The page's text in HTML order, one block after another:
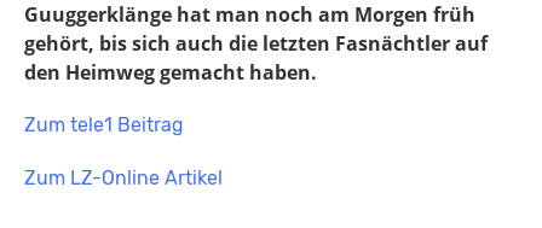
Guuggerklänge hat man noch am Morgen früh
gehört, bis sich auch die letzten Fasnächtler auf
den Heimweg gemacht haben.
Zum tele1 Beitrag
Zum LZ-Online Artikel